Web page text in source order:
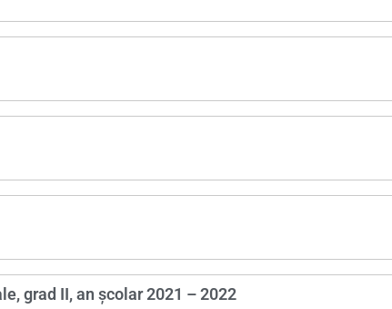
grad II, an școlar 2021 – 2022